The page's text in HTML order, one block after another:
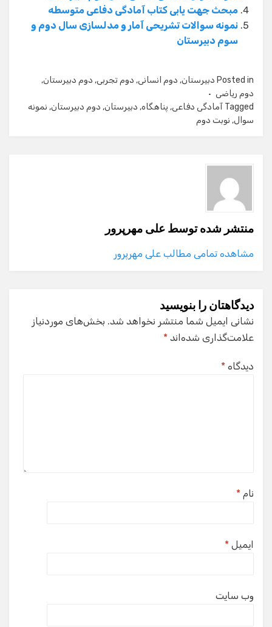
مبحث جهت یابی کتاب آمادگی دفاعی متوسطه
نمونه سوالات تشریحی آمار و مدلسازی سال دوم و
سوم دبیرستان
Posted in دبیرستان, دوم انسانی, دوم تجربی, دوم دبیرستان,
دوم ریاضی
Tagged آمادگی دفاعی, پناهگاه, دبیرستان, دوم دبیرستان, نمونه
سوال, نوبت دوم
منتشر شده توسطعلی مهرپرور
مشاهده تمامی مطالب علی مهرپرور
دیدگاهتان را بنویسید
نشانی ایمیل شما منتشر نخواهد شد. بخش‌های موردنیاز
علامت‌گذاری شده‌اند *
دیدگاه *
نام *
ایمیل *
وب‌ سایت